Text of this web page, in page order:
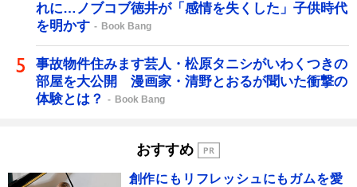
れに…ノブコブ徳井が「感情を失くした」子供時代
を明かす
Book Bang
事故物件住みます芸人・松原タニシがいわくつきの
部屋を大公開 漫画家・清野とおるが聞いた衝撃の
体験とは？
Book Bang
おすすめ
創作にもリフレッシュにもガムを愛